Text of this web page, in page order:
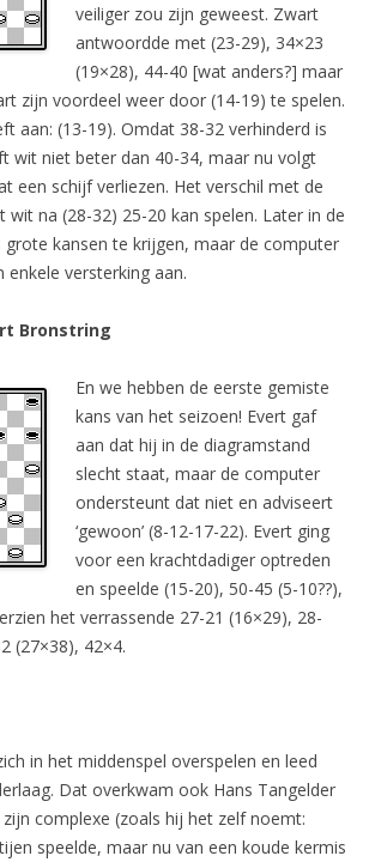
veiliger zou zijn geweest. Zwart
antwoordde met (23-29), 34×23
(19×28), 44-40 [wat anders?] maar
zijn voordeel weer door (14-19) te spelen.
aan: (13-19). Omdat 38-32 verhinderd is
wit niet beter dan 40-34, maar nu volgt
een schijf verliezen. Het verschil met de
wit na (28-32) 25-20 kan spelen. Later in de
kansen te krijgen, maar de computer
enkele versterking aan.
Bronstring
En we hebben de eerste gemiste
kans van het seizoen! Evert gaf
aan dat hij in de diagramstand
slecht staat, maar de computer
ondersteunt dat niet en adviseert
‘gewoon’ (8-12-17-22). Evert ging
voor een krachtdadiger optreden
en speelde (15-20), 50-45 (5-10??),
het verrassende 27-21 (16×29), 28-
(27×38), 42×4.
in het middenspel overspelen en leed
Dat overkwam ook Hans Tangelder
complexe (zoals hij het zelf noemt:
speelde, maar nu van een koude kermis